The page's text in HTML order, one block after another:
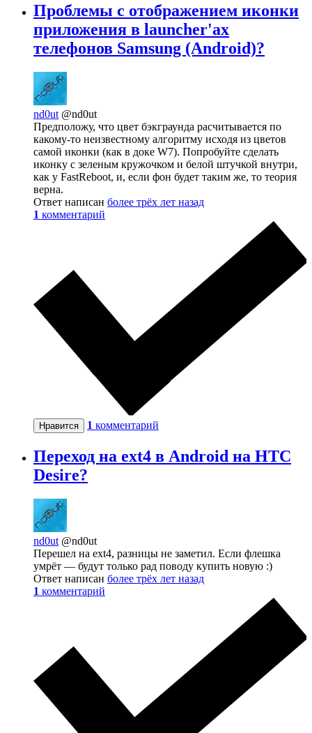
Проблемы с отображением иконки
приложения в launcher'ах
телефонов Samsung (Android)?
nd0ut @nd0ut
Предположу, что цвет бэкграунда расчитывается по
какому-то неизвестному алгоритму исходя из цветов
самой иконки (как в доке W7). Попробуйте сделать
иконку с зеленым кружочком и белой штучкой внутри,
как у FastReboot, и, если фон будет таким же, то теория
верна.
Ответ написан более трёх лет назад
1 комментарий
Нравится 1 комментарий
Переход на ext4 в Android на HTC
Desire?
nd0ut @nd0ut
Перешел на ext4, разницы не заметил. Если флешка
умрёт — будут только рад поводу купить новую :)
Ответ написан более трёх лет назад
1 комментарий